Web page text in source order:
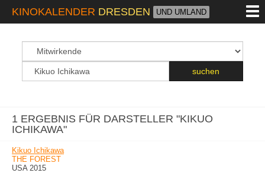
KINOKALENDER DRESDEN UND UMLAND
suchen
1 ERGEBNIS FÜR DARSTELLER "KIKUO
ICHIKAWA"
Kikuo Ichikawa
THE FOREST
USA 2015